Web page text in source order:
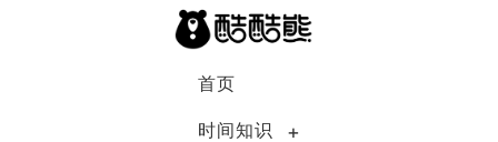
首页
时间知识